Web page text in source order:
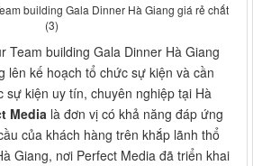
building Gala Dinner Hà Giang giá rẻ chất
(3)
Team building Gala Dinner Hà Giang
lên kế hoạch tổ chức sự kiện và cần
sự kiện uy tín, chuyên nghiệp tại Hà
Media là đơn vị có khả năng đáp ứng
của khách hàng trên khắp lãnh thổ
Giang, nơi Perfect Media đã triển khai